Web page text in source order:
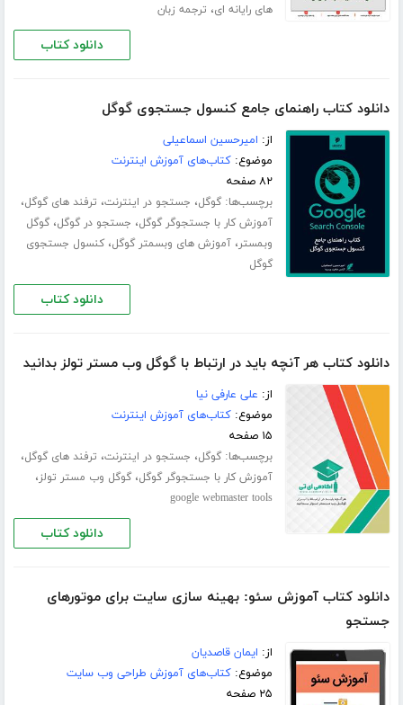
های رایانه‌ ای، ترجمه زبان
دانلود کتاب
دانلود کتاب راهنمای جامع کنسول جستجوی گوگل
از: امیرحسین اسماعیلی
موضوع:کتاب‌های آموزش اینترنت
۸۲ صفحه
برچسب‌ها:گوگل، جستجو در اینترنت، ترفند های گوگل،
آموزش کار با جستجوگر گوگل، جستجو در گوگل،گوگل
وبمستر،آموزش های وبسمتر گوگل،کنسول جستجوی
گوگل
دانلود کتاب
دانلود کتاب هر آنچه باید در ارتباط با گوگل وب مستر تولز بدانید
از: علی عارفی نیا
موضوع:کتاب‌های آموزش اینترنت
۱۵ صفحه
برچسب‌ها:گوگل، جستجو در اینترنت، ترفند های گوگل،
آموزش کار با جستجوگر گوگل،گوگل وب مستر تولز،
google webmaster tools
دانلود کتاب
دانلود کتاب آموزش سئو: بهینه سازی سایت برای موتورهای
جستجو
از: ایمان قاصدیان
موضوع:کتاب‌های آموزش طراحی وب سایت
۲۵ صفحه